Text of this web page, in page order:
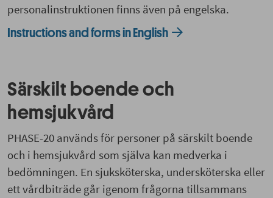
personalinstruktionen finns även på engelska.
Instructions and forms in English
Särskilt boende och
hemsjukvård
PHASE-20 används för personer på särskilt boende
och i hemsjukvård som själva kan medverka i
bedömningen. En sjuksköterska, undersköterska eller
ett vårdbiträde går igenom frågorna tillsammans